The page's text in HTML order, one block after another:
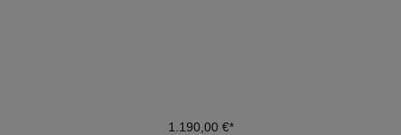
1.190,00 €*
DETAILS